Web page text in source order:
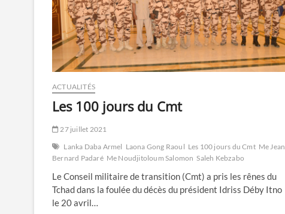
ACTUALITÉS
Les 100 jours du Cmt
27 juillet 2021
Lanka Daba Armel Laona Gong Raoul Les 100 jours du Cmt Me Jean
Bernard Padaré Me Noudjitoloum Salomon Saleh Kebzabo
Le Conseil militaire de transition (Cmt) a pris les rênes du
Tchad dans la foulée du décès du président Idriss Déby Itno
le 20 avril…